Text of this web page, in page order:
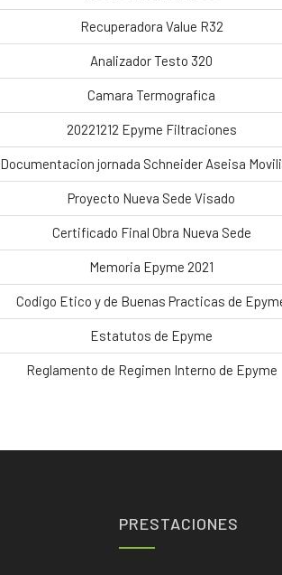
Recuperadora Value R32
Analizador Testo 320
Camara Termografica
20221212 Epyme Filtraciones
Documentacion jornada Schneider Aseisa
Proyecto Nueva Sede Visado
Certificado Final Obra Nueva Sede
Memoria Epyme 2021
Codigo Etico y de Buenas Practicas de
Estatutos de Epyme
Reglamento de Regimen Interno de Epyme
PRESTACIONES